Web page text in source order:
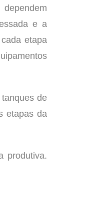
dependem
e a
etapa
de
etapas da
produtiva.